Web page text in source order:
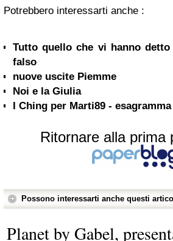
Potrebbero interessarti anche :
Tutto quello che vi hanno
falso
nuove uscite Piemme
Noi e la Giulia
I Ching per Marti89 - esagramma
Ritornare alla prima
Possono interessarti anche questi
Planet by Gabel,